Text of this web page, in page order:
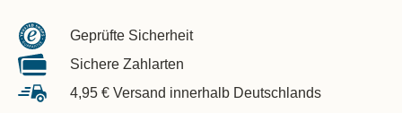
Geprüfte Sicherheit
Sichere Zahlarten
4,95 € Versand innerhalb Deutschlands